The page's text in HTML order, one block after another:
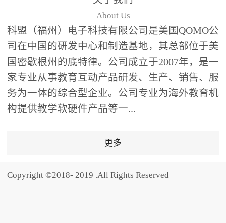
题器快速响应，系统实时
统计答题数据并生成可视
化图表，让教师瞬间掌握
学生知识掌握情况。主观
反馈：包含简答题、观点
阐述等开放式互动，鼓励
学生自由表达思考过程，
培养批判性思维与表达能
功能增加课堂趣味性，同
About Us
科盟（福州）电子科技有限公司是美国QOMO公
司在中国的研发中心和制造基地，其总部位于美
国密歇根州的底特律。公司成立于2007年，是一
家专业从事教育互动产品研发、生产、销售、服
务为一体的综合型企业。公司专业为海外教育机
构提供教学软硬件产品等一...
更多
Copyright ©2018- 2019 .All Rights Reserved